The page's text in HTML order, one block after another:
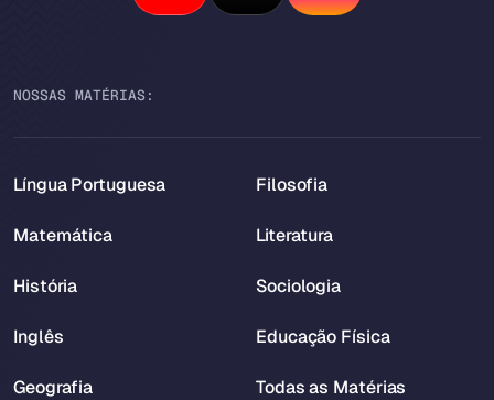
NOSSAS MATÉRIAS:
Língua Portuguesa
Matemática
História
Inglês
Geografia
Filosofia
Literatura
Sociologia
Educação Física
Todas as Matérias